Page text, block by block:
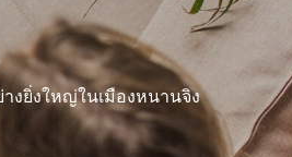
งยิ่งใหญ่ในเมืองหนานจิง